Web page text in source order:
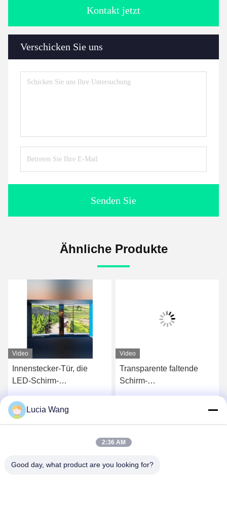
Kontakt jetzt
Verschicken Sie uns
Senden Sie
Ähnliche Produkte
Video
Innenstecker-Tür, die
LED-Schirm-
schiebt
Erhalten Sie besten Preis
Video
Transparente faltende
Schirm-
Lucia Wang
2:36 AM
Good day, what product are you looking for?